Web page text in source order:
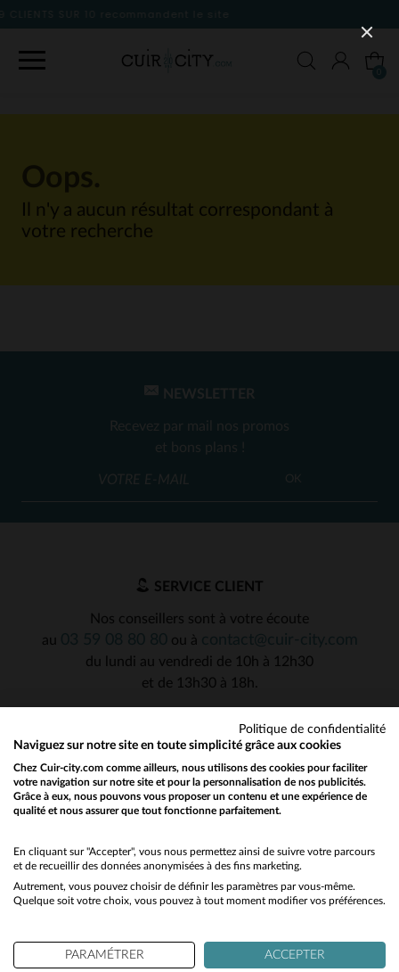
Il n'y a aucun résultat correspondant à
votre recherche
NEWSLETTER
Recevez par mail nos promos
et bons plans !
OK
SERVICE CLIENT
Nos conseillers sont à votre écoute
au
ou à
du lundi au vendredi de 10h à 12h30
et de 13h30 à 18h.
Would you like to be redirected to our English site?
No
Yes
Politique de confidentialité
Naviguez sur notre site en toute simplicité grâce aux cookies
Chez Cuir-city.com comme ailleurs, nous utilisons des cookies pour faciliter
votre navigation sur notre site et pour la personnalisation de nos publicités.
Grâce à eux, nous pouvons vous proposer un contenu et une expérience de
qualité et nous assurer que tout fonctionne parfaitement.
En cliquant sur "Accepter", vous nous permettez ainsi de suivre votre parcours
et de recueillir des données anonymisées à des fins marketing.
Autrement, vous pouvez choisir de définir les paramètres par vous-même.
Quelque soit votre choix, vous pouvez à tout moment modifier vos préférences.
PARAMÉTRER ACCEPTER